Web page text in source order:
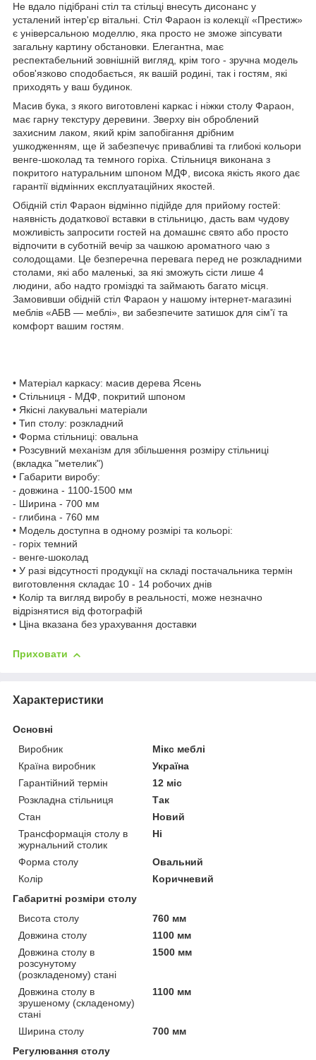
Не вдало підібрані стіл та стільці внесуть дисонанс у
усталений інтер'єр вітальні. Стіл Фараон із колекції «Престиж»
є універсальною моделлю, яка просто не зможе зіпсувати
загальну картину обстановки. Елегантна, має
респектабельний зовнішній вигляд, крім того - зручна модель
обов'язково сподобається, як вашій родині, так і гостям, які
приходять у ваш будинок.
Масив бука, з якого виготовлені каркас і ніжки столу Фараон,
має гарну текстуру деревини. Зверху він оброблений
захисним лаком, який крім запобігання дрібним
ушкодженням, ще й забезпечує привабливі та глибокі кольори
венге-шоколад та темного горіха. Стільниця виконана з
покритого натуральним шпоном МДФ, висока якість якого дає
гарантії відмінних експлуатаційних якостей.
Обідній стіл Фараон відмінно підійде для прийому гостей:
наявність додаткової вставки в стільницю, дасть вам чудову
можливість запросити гостей на домашнє свято або просто
відпочити в суботній вечір за чашкою ароматного чаю з
солодощами. Це безперечна перевага перед не розкладними
столами, які або маленькі, за які зможуть сісти лише 4
людини, або надто громіздкі та займають багато місця.
Замовивши обідній стіл Фараон у нашому інтернет-магазині
меблів «АБВ ― меблі», ви забезпечите затишок для сім'ї та
комфорт вашим гостям.
• Матеріал каркасу: масив дерева Ясень
• Стільниця - МДФ, покритий шпоном
• Якісні лакувальні матеріали
• Тип столу: розкладний
• Форма стільниці: овальна
• Розсувний механізм для збільшення розміру стільниці
(вкладка "метелик")
• Габарити виробу:
- довжина - 1100-1500 мм
- Ширина - 700 мм
- глибина - 760 мм
• Модель доступна в одному розмірі та кольорі:
- горіх темний
- венге-шоколад
• У разі відсутності продукції на складі постачальника термін
виготовлення складає 10 - 14 робочих днів
• Колір та вигляд виробу в реальності, може незначно
відрізнятися від фотографій
• Ціна вказана без урахування доставки
Приховати
Характеристики
Основні
Виробник
Мікс меблі
Країна виробник
Україна
Гарантійний термін
12 міс
Розкладна стільниця
Так
Стан
Новий
Трансформація столу в
журнальний столик
Ні
Форма столу
Овальний
Колір
Коричневий
Габаритні розміри столу
Висота столу
760 мм
Довжина столу
1100 мм
Довжина столу в
розсунутому
(розкладеному) стані
1500 мм
Довжина столу в
зрушеному (складеному)
стані
1100 мм
Ширина столу
700 мм
Регулювання столу